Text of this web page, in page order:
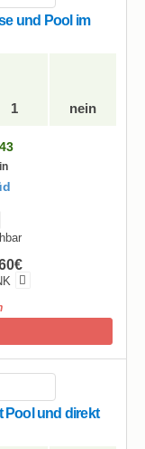
und Pool im
1 nein
Pool und direkt